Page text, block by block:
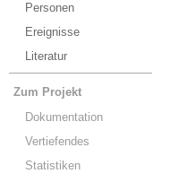
Personen
Ereignisse
Literatur
Zum Projekt
Dokumentation
Vertiefendes
Statistiken